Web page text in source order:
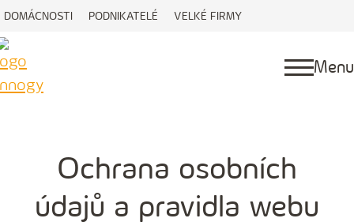
DOMÁCNOSTI PODNIKATELÉ VELKÉ FIRMY
Menu
Ochrana osobních
údajů a pravidla webu